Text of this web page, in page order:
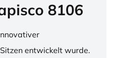
8106
entwickelt wurde.